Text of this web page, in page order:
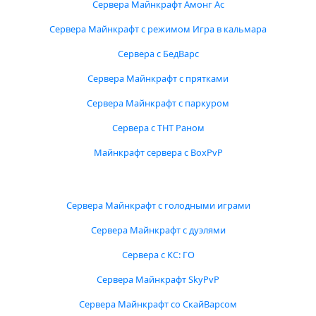
Сервера Майнкрафт Амонг Ас
Сервера Майнкрафт с режимом Игра в кальмара
Сервера с БедВарс
Сервера Майнкрафт с прятками
Сервера Майнкрафт с паркуром
Сервера с ТНТ Раном
Майнкрафт сервера с BoxPvP
Сервера Майнкрафт с голодными играми
Сервера Майнкрафт с дуэлями
Сервера с КС: ГО
Сервера Майнкрафт SkyPvP
Сервера Майнкрафт со СкайВарсом